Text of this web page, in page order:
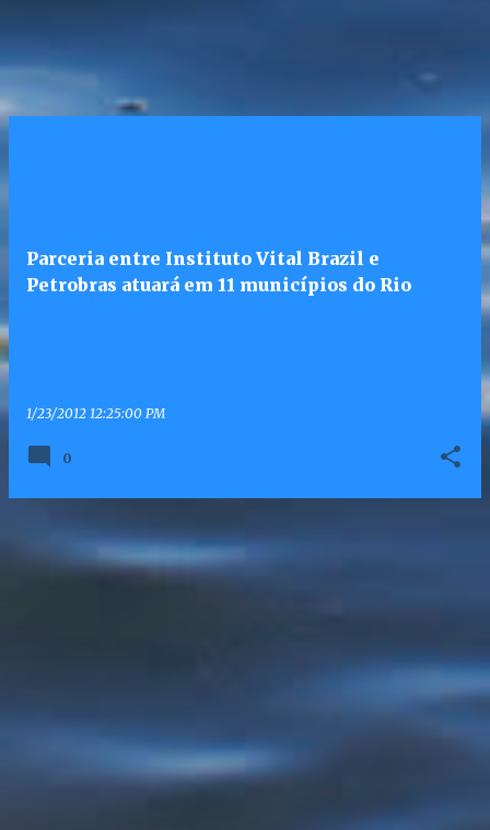
Parceria entre Instituto Vital Brazil e
Petrobras atuará em 11 municípios do Rio
1/23/2012 12:25:00 PM
0